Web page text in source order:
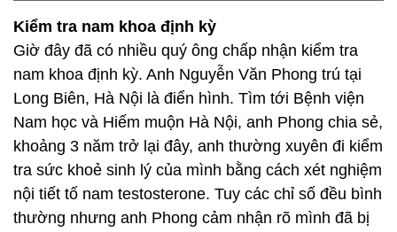
Kiểm tra nam khoa định kỳ
Giờ đây đã có nhiều quý ông chấp nhận kiểm tra
nam khoa định kỳ. Anh Nguyễn Văn Phong trú tại
Long Biên, Hà Nội là điển hình. Tìm tới Bệnh viện
Nam học và Hiếm muộn Hà Nội, anh Phong chia sẻ,
khoảng 3 năm trở lại đây, anh thường xuyên đi kiểm
tra sức khoẻ sinh lý của mình bằng cách xét nghiệm
nội tiết tố nam testosterone. Tuy các chỉ số đều bình
thường nhưng anh Phong cảm nhận rõ mình đã bị